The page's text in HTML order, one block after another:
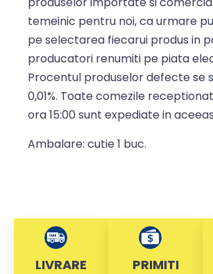
temeinic pentru noi, ca urmare
pe selectarea fiecarui produs in
producatori renumiti pe piata
Procentul produselor defecte se
0,01%. Toate comezile
ora 15:00 sunt expediate in
Ambalare: cutie 1 buc.
LIVRARE
PRIMITI